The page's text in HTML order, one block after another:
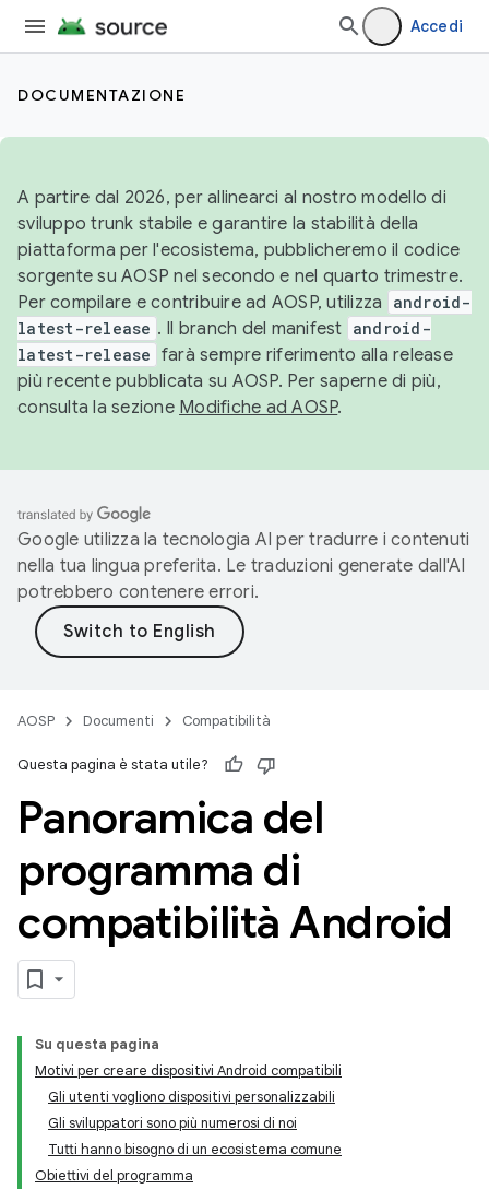
Accedi
DOCUMENTAZIONE
A partire dal 2026, per allinearci al nostro modello di
sviluppo trunk stabile e garantire la stabilità della
piattaforma per l'ecosistema, pubblicheremo il codice
sorgente su AOSP nel secondo e nel quarto trimestre.
Per compilare e contribuire ad AOSP, utilizza
android-
latest-release . Il branch del manifest android-
latest-release farà sempre riferimento alla release
più recente pubblicata su AOSP. Per saperne di più,
consulta la sezione Modifiche ad AOSP.
Google utilizza la tecnologia AI per tradurre i contenuti
nella tua lingua preferita. Le traduzioni generate dall'AI
potrebbero contenere errori.
AOSP Documenti Compatibilità
Questa pagina è stata utile?
Panoramica del
programma di
compatibilità Android
Su questa pagina
Motivi per creare dispositivi Android compatibili
Gli utenti vogliono dispositivi personalizzabili
Gli sviluppatori sono più numerosi di noi
Tutti hanno bisogno di un ecosistema comune
Obiettivi del programma